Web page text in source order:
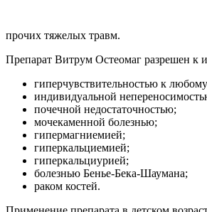
прочих тяжелых травм.
Препарат Витрум Остеомаг разрешен к
гиперчувствительностью к
индивидуальной
почечной недостаточностью;
мочекаменной болезнью;
гипермагниемией;
гиперкальциемией;
гиперкальциурией;
болезнью Бенье-Бека-Шаумана;
раком костей.